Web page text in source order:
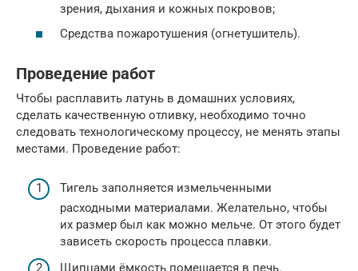
зрения, дыхания и кожных покровов;
Средства пожаротушения (огнетушитель).
Проведение работ
Чтобы расплавить латунь в домашних условиях,
сделать качественную отливку, необходимо точно
следовать технологическому процессу, не менять этапы
местами. Проведение работ:
Тигель заполняется измельченными
расходными материалами. Желательно, чтобы
их размер был как можно мельче. От этого будет
зависеть скорость процесса плавки.
Щипцами ёмкость помещается в печь.